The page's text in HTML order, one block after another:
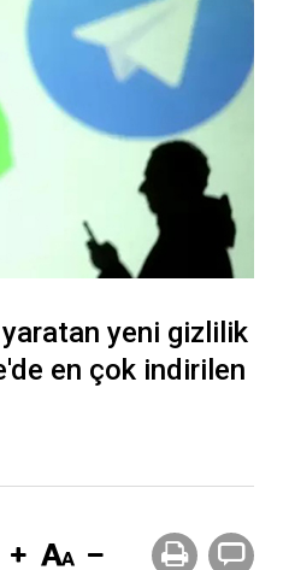
yeni gizlilik
en çok indirilen